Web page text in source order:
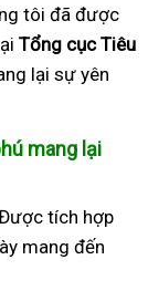
tôi đã được
Tổng cục Tiêu
lại sự yên
mang lại
tích hợp
mang đến